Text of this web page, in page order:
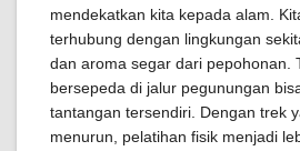
mendekatkan kita kepada alam.
terhubung dengan lingkungan
dan aroma segar dari pepohonan.
bersepeda di jalur pegunungan
tantangan tersendiri. Dengan trek
menurun, pelatihan fisik menjadi